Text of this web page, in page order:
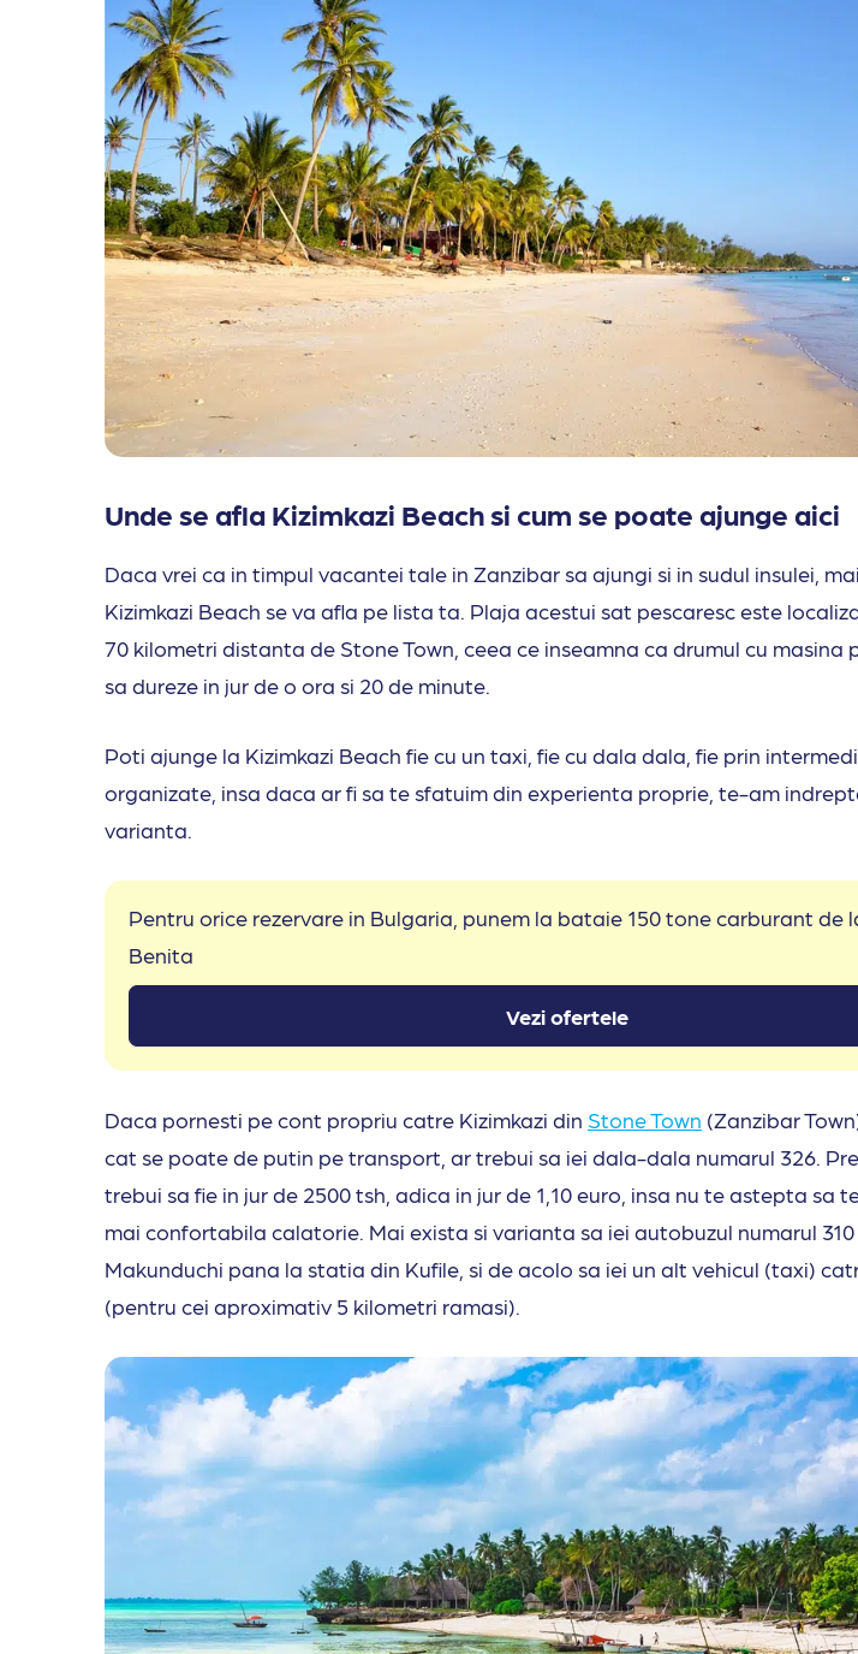
Unde se afla Kizimkazi Beach si cum se poate ajunge aici
Daca vrei ca in timpul vacantei tale in Zanzibar sa ajungi si in sudul insulei,
Kizimkazi Beach se va afla pe lista ta. Plaja acestui sat pescaresc este
70 kilometri distanta de Stone Town, ceea ce inseamna ca drumul cu masina
sa dureze in jur de o ora si 20 de minute.
Poti ajunge la Kizimkazi Beach fie cu un taxi, fie cu dala dala, fie prin
organizate, insa daca ar fi sa te sfatuim din experienta proprie, te-am
varianta.
Pentru orice rezervare in Bulgaria, punem la bataie 150 tone carburant de
Benita
Vezi ofertele
Daca pornesti pe cont propriu catre Kizimkazi din Stone Town (Zanzibar
cat se poate de putin pe transport, ar trebui sa iei dala-dala numarul 326.
trebui sa fie in jur de 2500 tsh, adica in jur de 1,10 euro, insa nu te astepta sa
mai confortabila calatorie. Mai exista si varianta sa iei autobuzul numarul
Makunduchi pana la statia din Kufile, si de acolo sa iei un alt vehicul (taxi)
(pentru cei aproximativ 5 kilometri ramasi).